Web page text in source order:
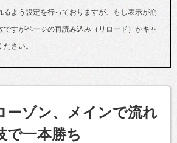
るよう設定を行っておりますが、もし表示が崩
ですがページの再読み込み（リロード）かキャ
さい。
ーゾン、メインで流れ
で一本勝ち